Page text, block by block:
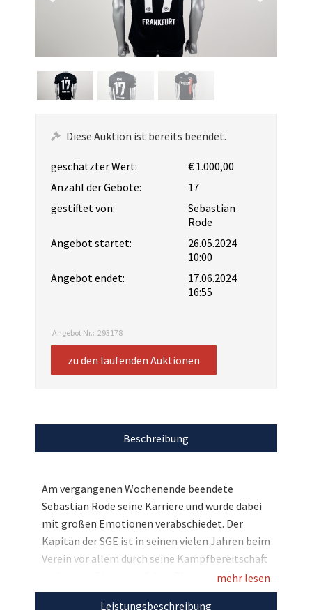
Diese Auktion ist bereits beendet.
geschätzter Wert:
€ 1.000,00
Anzahl der Gebote:
17
gestiftet von:
Sebastian
Rode
Angebot startet:
26.05.2024
10:00
Angebot endet:
17.06.2024
16:55
Angebot Nr.: 293178
zu den laufenden Auktionen
Beschreibung
Am vergangenen Wochenende beendete
Sebastian Rode seine Karriere und wurde dabei
mit großen Emotionen verabschiedet. Der
Kapitän der SGE ist in seinen vielen Jahren beim
Verein vor allem durch seine Kampfbereitschaft
und seinen Einsatz auf dem Platz zum
Fanliebling avanciert. Seinen größten Erfolg
mehr lesen
Leistungsbeschreibung